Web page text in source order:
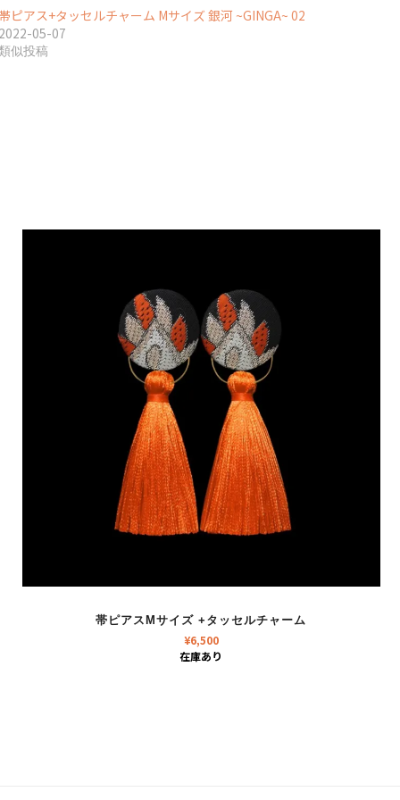
ピアス+タッセルチャーム Mサイズ 銀河 ~GINGA~ 02
05-07
似投稿
帯ピアスMサイズ +タッセルチャーム
¥6,500
在庫あり